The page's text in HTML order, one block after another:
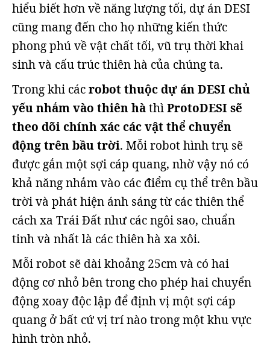
hiểu biết hơn về năng lượng tối, dự án DESI
cũng mang đến cho họ những kiến thức
phong phú về vật chất tối, vũ trụ thời khai
sinh và cấu trúc thiên hà của chúng ta.
Trong khi cácrobot thuộc dự án DESI chủ
yếu nhắm vào thiên hàthìProtoDESI sẽ
theo dõi chính xác các vật thể chuyển
động trên bầu trời. Mỗi robot hình trụ sẽ
được gắn một sợi cáp quang, nhờ vậy nó có
khả năng nhắm vào các điểm cụ thể trên bầu
trời và phát hiện ánh sáng từ các thiên thể
cách xa Trái Đất như các ngôi sao, chuẩn
tinh và nhất là các thiên hà xa xôi.
Mỗi robot sẽ dài khoảng 25cm và có hai
động cơ nhỏ bên trong cho phép hai chuyển
động xoay độc lập để định vị một sợi cáp
quang ở bất cứ vị trí nào trong một khu vực
hình tròn nhỏ.